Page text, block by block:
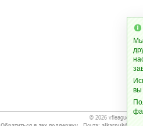
© 2026 vfleague.com
вы